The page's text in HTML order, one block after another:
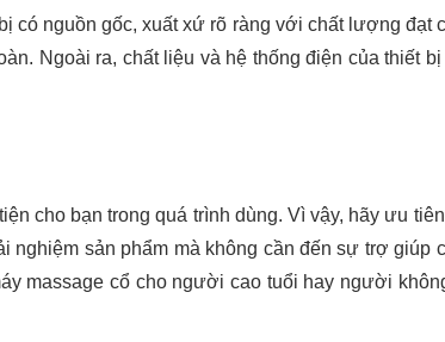
có nguồn gốc, xuất xứ rõ ràng với chất lượng đạt
Ngoài ra, chất liệu và hệ thống điện của thiết
cho bạn trong quá trình dùng. Vì vậy, hãy ưu
nghiệm sản phẩm mà không cần đến sự trợ giúp
massage cổ cho người cao tuổi hay người